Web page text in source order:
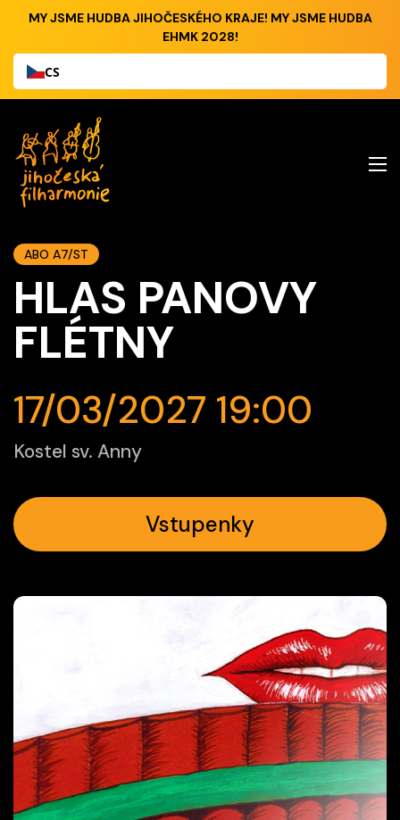
MY JSME HUDBA JIHOČESKÉHO KRAJE! MY JSME HUDBA
EHMK 2028!
CS
ABO A7/ST
HLAS PANOVY
FLÉTNY
17/03/2027 19:00
Kostel sv. Anny
Vstupenky